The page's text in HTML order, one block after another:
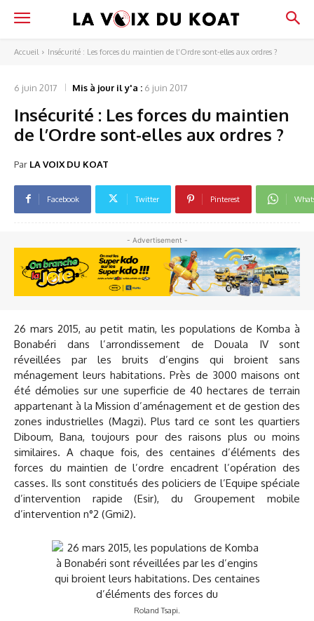
Accueil Insécurité : Les forces du maintien de l’Ordre sont-elles aux ordres ?
6 juin 2017 Mis à jour il y'a : 6 juin 2017
Insécurité : Les forces du maintien
de l’Ordre sont-elles aux ordres ?
Par LA VOIX DU KOAT
Facebook Twitter Pinterest
- Advertisement -
26 mars 2015, au petit matin, les populations de Komba à
Bonabéri dans l’arrondissement de Douala IV sont
réveillées par les bruits d’engins qui broient sans
ménagement leurs habitations. Près de 3000 maisons ont
été démolies sur une superficie de 40 hectares de terrain
appartenant à la Mission d’aménagement et de gestion des
zones industrielles (Magzi). Plus tard ce sont les quartiers
Diboum, Bana, toujours pour des raisons plus ou moins
similaires. A chaque fois, des centaines d’éléments des
forces du maintien de l’ordre encadrent l’opération des
casses. Ils sont constitués des policiers de l’Equipe spéciale
d’intervention rapide (Esir), du Groupement mobile
d’intervention n°2 (Gmi2).
Roland Tsapi.